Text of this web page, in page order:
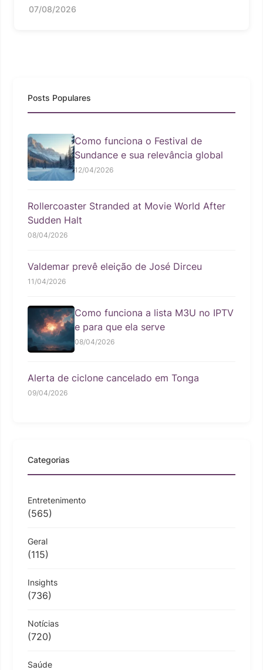
07/08/2026
Posts Populares
Como funciona o Festival de
Sundance e sua relevância global
12/04/2026
Rollercoaster Stranded at Movie World After
Sudden Halt
08/04/2026
Valdemar prevê eleição de José Dirceu
11/04/2026
Como funciona a lista M3U no IPTV
e para que ela serve
08/04/2026
Alerta de ciclone cancelado em Tonga
09/04/2026
Categorias
Entretenimento
(565)
Geral
(115)
Insights
(736)
Notícias
(720)
Saúde